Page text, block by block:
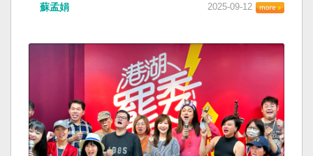
蘇孟娟 2025-09-12